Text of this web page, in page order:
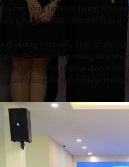
mở rộng hợp tác trong lĩnh
gặp gỡ và làm việc với Trung
đã cùng trao đổi, chia sẻ
Đặc biệt tập trung vào
Cuộc gặp mở ra những định
hành cùng doanh nghiệp